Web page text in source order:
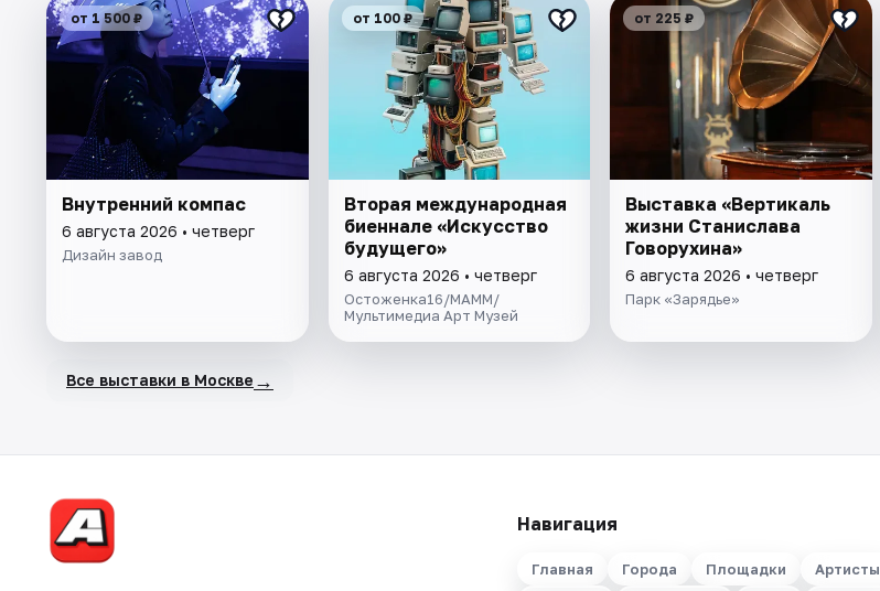
от 1 500 ₽
Внутренний компас
6 августа 2026 • четверг
Дизайн завод
от 100 ₽
Вторая международная
биеннале «Искусство
будущего»
6 августа 2026 • четверг
Остоженка16/МАММ/
Мультимедиа Арт Музей
от 225 ₽
Выставка «Вертикаль
жизни Станислава
Говорухина»
6 августа 2026 • четверг
Парк «Зарядье»
Все выставки в Москве →
Навигация
Главная Города Площадки Артисты